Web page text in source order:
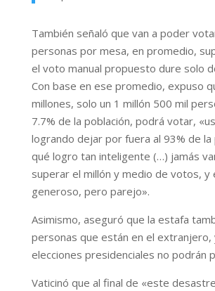
También señaló que van a poder
personas por mesa, en promedio,
el voto manual propuesto dure solo
Con base en ese promedio, expuso
millones, solo un 1 millón 500 mil
7.7% de la población, podrá votar,
logrando dejar por fuera al 93% de la
qué logro tan inteligente (…) jamás
superar el millón y medio de votos, y
generoso, pero parejo».
Asimismo, aseguró que la estafa
personas que están en el extranjero,
elecciones presidenciales no podrán
Vaticinó que al final de «este